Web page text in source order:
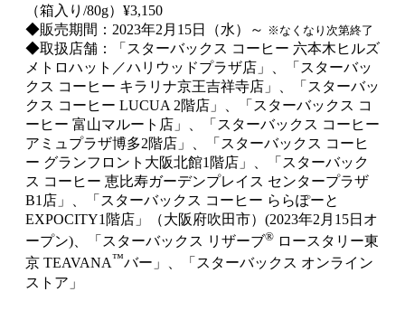
（箱入り/80g）¥3,150
◆販売期間：2023年2月15日（水）～ ※なくなり次第終了
◆取扱店舗：「スターバックス コーヒー 六本木ヒルズ
メトロハット／ハリウッドプラザ店」、「スターバッ
クス コーヒー キラリナ京王吉祥寺店」、「スターバッ
クス コーヒー LUCUA 2階店」、「スターバックス コ
ーヒー 富山マルート店」、「スターバックス コーヒー
アミュプラザ博多2階店」、「スターバックス コーヒ
ー グランフロント大阪北館1階店」、「スターバック
ス コーヒー 恵比寿ガーデンプレイス センタープラザ
B1店」、「スターバックス コーヒー ららぽーと
EXPOCITY1階店」（大阪府吹田市）(2023年2月15日オ
ープン)、「スターバックス リザーブ® ロースタリー東
京 TEAVANA™バー」、「スターバックス オンライン
ストア」